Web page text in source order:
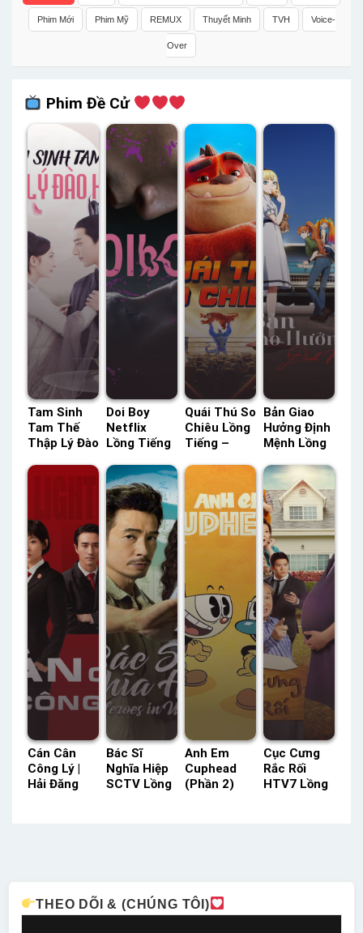
Phim Mới Phim Mỹ REMUX Thuyết Minh TVH Voice-
Over
Phim Đề Cử
Tam Sinh
Tam Thế
Thập Lý Đào
Tiếng –
Tiếng
Doi Boy
Netflix
Lồng Tiếng
HD Lồng
Tiếng
Quái Thú So
Chiêu Lồng
Tiếng –
Lồng Tiếng
Bản Giao
Hưởng Định
Mệnh Lồng
Status: 12 /
12 Lồng
Tiếng
Cán Cân
Công Lý |
Hải Đăng
Bác Sĩ
Nghĩa Hiệp
SCTV Lồng
Anh Em
Cuphead
(Phần 2)
Cục Cưng
Rắc Rối
HTV7 Lồng
THEO DÕI & (CHÚNG TÔI)